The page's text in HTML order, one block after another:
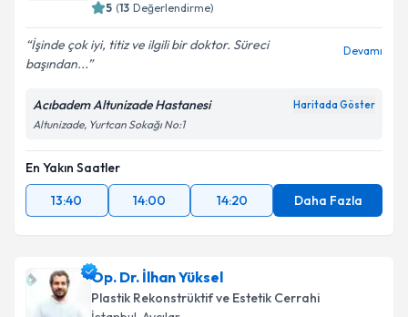
5 (13 Değerlendirme)
İşinde çok iyi, titiz ve ilgili bir doktor. Süreci
başından...
Devamı
Acıbadem Altunizade Hastanesi Haritada Göster
Altunizade, Yurtcan Sokağı No:1
En Yakın Saatler
13:40
14:00 14:20 Daha Fazla
Op. Dr. İlhan Yüksel
Plastik Rekonstrüktif ve Estetik Cerrahi